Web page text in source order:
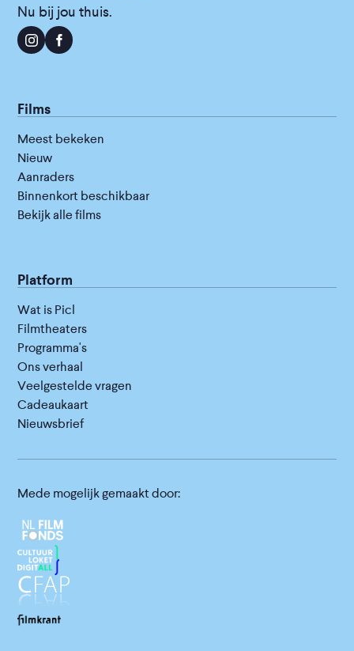
Nu bij jou thuis.
Films
Meest bekeken
Nieuw
Aanraders
Binnenkort beschikbaar
Bekijk alle films
Platform
Wat is Picl
Filmtheaters
Programma's
Ons verhaal
Veelgestelde vragen
Cadeaukaart
Nieuwsbrief
Mede mogelijk gemaakt door: